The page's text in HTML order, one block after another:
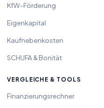
KfW-Förderung
Eigenkapital
Kaufnebenkosten
SCHUFA & Bonität
VERGLEICHE & TOOLS
Finanzierungsrechner